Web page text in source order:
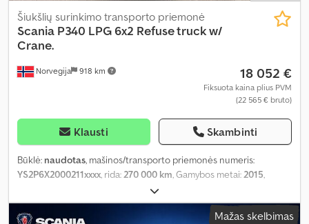
Norvegija 918 km
Šiukšlių surinkimo transporto priemonė
Scania P340 LPG 6x2 Refuse truck w/
Crane.
18 052 €
Fiksuota kaina plius PVM
(22 565 € bruto)
Klausti Skambinti
Būklė: naudotas, mašinos/transporto priemonės numeris:
YS2P6X2000211xxxx, rida:270 000 km, Gamybos metai:2015,
Mažas skelbimas